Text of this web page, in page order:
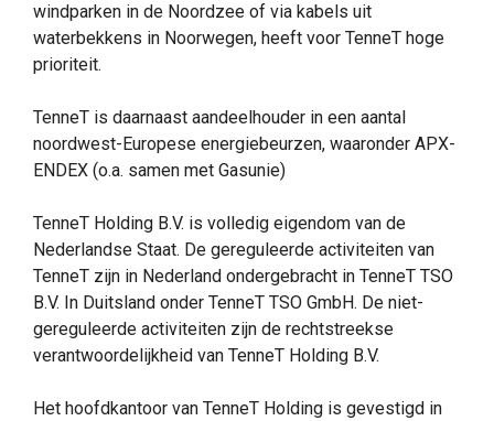
windparken in de Noordzee of via kabels uit
waterbekkens in Noorwegen, heeft voor TenneT hoge
prioriteit.
TenneT is daarnaast aandeelhouder in een aantal
noordwest-Europese energiebeurzen, waaronder APX-
ENDEX (o.a. samen met Gasunie)
TenneT Holding B.V. is volledig eigendom van de
Nederlandse Staat. De gereguleerde activiteiten van
TenneT zijn in Nederland ondergebracht in TenneT TSO
B.V. In Duitsland onder TenneT TSO GmbH. De niet-
gereguleerde activiteiten zijn de rechtstreekse
verantwoordelijkheid van TenneT Holding B.V.
Het hoofdkantoor van TenneT Holding is gevestigd in